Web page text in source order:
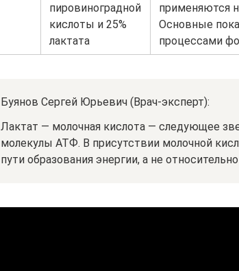
пировиноградной
кислоты и 25%
лактата
применяются
Основные
процессами
Буянов Сергей Юрьевич (Врач-эксперт):
Лактат — молочная кислота — следующее
молекулы АТФ. В присутствии молочной
пути образования энергии, а не